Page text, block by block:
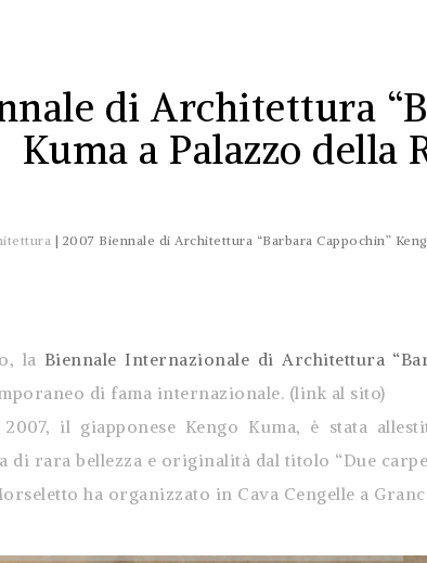
di Architettura
Kuma a Palazzo della
| 2007 Biennale di Architettura “Barbara Cappochin”
la Biennale Internazionale di Architettura
di fama internazionale. (link al sito)
2007, il giapponese Kengo Kuma, è stata
di rara bellezza e originalità dal titolo “Due
ha organizzato in Cava Cengelle a